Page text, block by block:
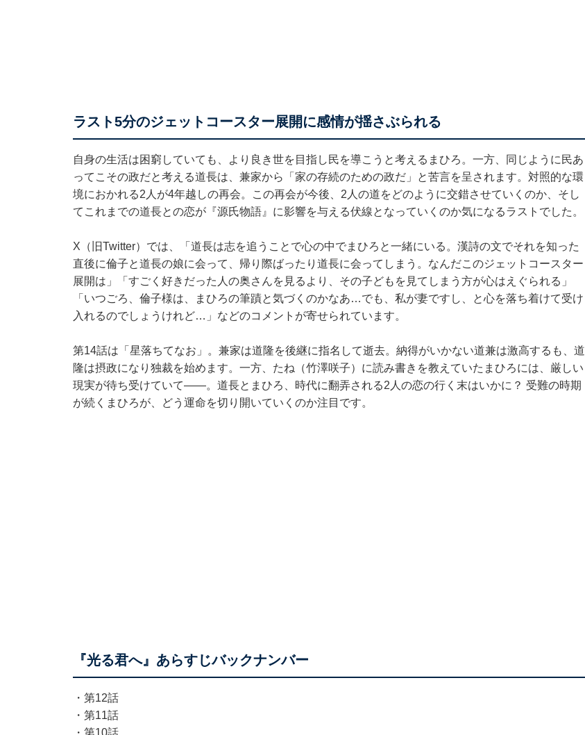
ラスト5分のジェットコースター展開に感情が揺さぶられる
自身の生活は困窮していても、より良き世を目指し民を導こうと考えるまひろ。一方、同じように民あ
ってこその政だと考える道長は、兼家から「家の存続のための政だ」と苦言を呈されます。対照的な環
境におかれる2人が4年越しの再会。この再会が今後、2人の道をどのように交錯させていくのか、そし
てこれまでの道長との恋が『源氏物語』に影響を与える伏線となっていくのか気になるラストでした。
X（旧Twitter）では、「道長は志を追うことで心の中でまひろと一緒にいる。漢詩の文でそれを知った
直後に倫子と道長の娘に会って、帰り際ばったり道長に会ってしまう。なんだこのジェットコースター
展開は」「すごく好きだった人の奥さんを見るより、その子どもを見てしまう方が心はえぐられる」
「いつごろ、倫子様は、まひろの筆蹟と気づくのかなあ…でも、私が妻ですし、と心を落ち着けて受け
入れるのでしょうけれど…」などのコメントが寄せられています。
第14話は「星落ちてなお」。兼家は道隆を後継に指名して逝去。納得がいかない道兼は激高するも、道
隆は摂政になり独裁を始めます。一方、たね（竹澤咲子）に読み書きを教えていたまひろには、厳しい
現実が待ち受けていて――。道長とまひろ、時代に翻弄される2人の恋の行く末はいかに？ 受難の時期
が続くまひろが、どう運命を切り開いていくのか注目です。
『光る君へ』あらすじバックナンバー
・ 第12話
・ 第11話
・ 第10話